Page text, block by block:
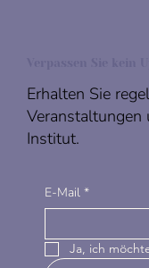
Erhalten Sie
Institut.
E-Mail *
Ja, ich